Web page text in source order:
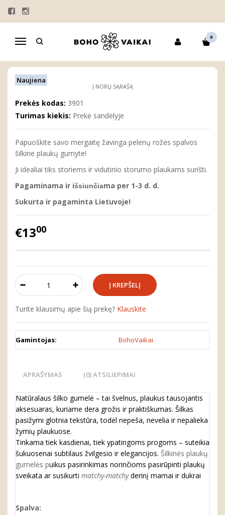
Navigacija
0
Pagrindinis
ŠILKINĖS GUMELĖS
Šilkinė plaukų gumelė "UOGA"
ŠILKINĖ PLAUKŲ GUMELĖ "UOGA"
Naujiena
Į NORŲ SĄRAŠĄ
Prekės kodas: 3901
Turimas kiekis: Prekė sandėlyje
Papuoškite savo mergaitę žavinga pelenų rožės spalvos
šilkine plaukų gumyte!
Ji idealiai tiks storiems ir vidutinio storumo plaukams surišti.
Pagaminama ir išsiunčiama per 1-3 d. d.
Sukurta ir pagaminta Lietuvoje!
€1300
Turite klausimų apie šią prekę? Klauskite
Gamintojas: BohoVaikai
APRAŠYMAS (0) ATSILIEPIMAI
Natūralaus šilko gumelė – tai švelnus, plaukus tausojantis
aksesuaras, kuriame dera grožis ir praktiškumas. Šilkas
pasižymi glotnia tekstūra, todėl nepeša, nevelia ir nepalieka
žymių plaukuose.
Tinkama tiek kasdienai, tiek ypatingoms progoms – suteikia
šukuosenai subtilaus žvilgesio ir elegancijos. Šilkinės plaukų
gumelės puikus pasirinkimas norinčioms pasirūpinti plaukų
sveikata ar susikurti matchy-matchyderinį mamai ir dukrai
Spalva: